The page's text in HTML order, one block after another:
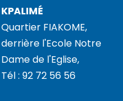
KPALIMÉ
Quartier FIAKOME,
derrière l'Ecole Notre
Dame de l'Eglise,
Tél : 92 72 56 56